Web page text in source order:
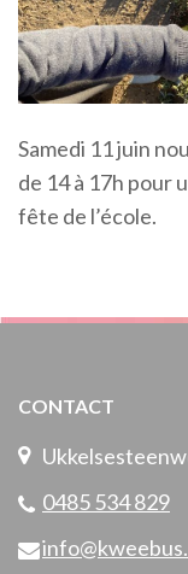
Samedi 11 juin
de 14 à 17h pour
fête de l’école.
CONTACT
0485 534 829